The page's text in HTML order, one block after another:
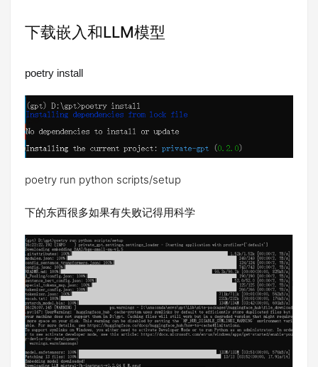
下载嵌入和LLM模型
poetry install
poetry run python scripts/setup
下的东西很多如果有失败记得用科学